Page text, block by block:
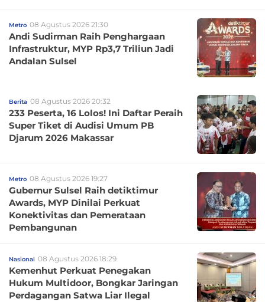
Metro 08 Agustus 2026 21:30
Andi Sudirman Raih Penghargaan
Infrastruktur, MYP Rp3,7 Triliun Jadi
Andalan Sulsel
Berita 08 Agustus 2026 20:32
233 Peserta, 16 Lolos! Ini Daftar Peraih
Super Tiket di Audisi Umum PB
Djarum 2026 Makassar
Metro 08 Agustus 2026 19:27
Gubernur Sulsel Raih detiktimur
Awards, MYP Dinilai Perkuat
Konektivitas dan Pemerataan
Pembangunan
Nasional 08 Agustus 2026 18:29
Kemenhut Perkuat Penegakan
Hukum Multidoor, Bongkar Jaringan
Perdagangan Satwa Liar Ilegal